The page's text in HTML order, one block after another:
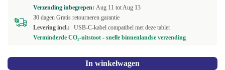
Verzending inbegrepen: Aug 11 totAug 13
30 dagen Gratis retourneren garantie
Levering incl.:
USB-C-kabel compatibel met deze tablet
Verminderde CO₂-uitstoot - snelle binnenlandse verzending
In winkelwagen